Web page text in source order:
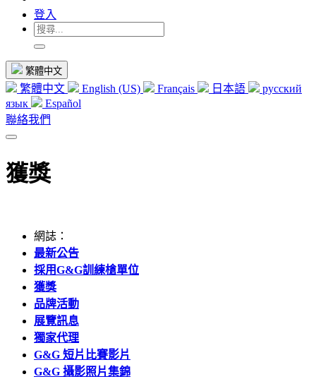
登入
繁體中文
繁體中文 English (US) Français 日本語
русский
язык
Español
聯絡我們
獲獎
網誌：
最新公告
採用G&G訓練槍單位
獲獎
品牌活動
展覽訊息
獨家代理
G&G 短片比賽影片
G&G 攝影照片集錦